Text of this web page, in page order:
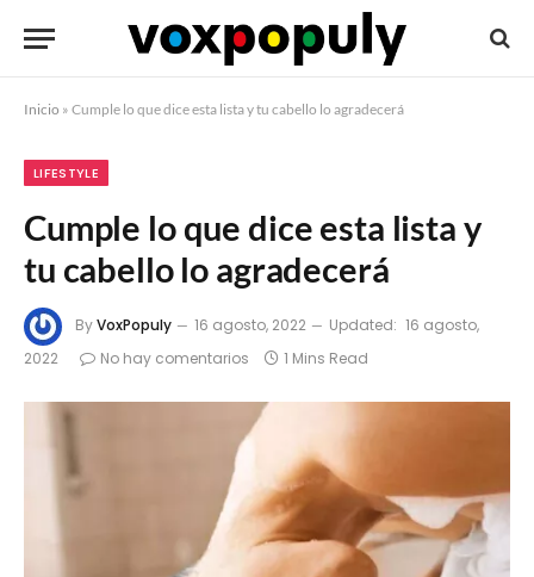
Inicio » Cumple lo que dice esta lista y tu cabello lo agradecerá
LIFESTYLE
Cumple lo que dice esta lista y
tu cabello lo agradecerá
ByVoxPopuly 16 agosto, 2022 Updated: 16 agosto,
2022
No hay comentarios 1 Mins Read